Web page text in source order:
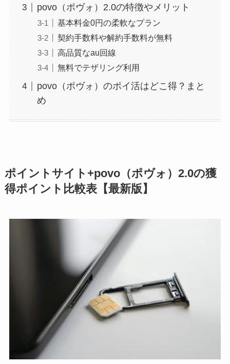
povo（ポヴォ）2.0の特徴やメリット
基本料金0円の柔軟なプラン
契約手数料や解約手数料が無料
高品質なau回線
無料でテザリング利用
povo（ポヴォ）のポイ活はどこ得？まと
め
ポイントサイト+povo（ポヴォ）2.0の獲
得ポイント比較表【最新版】